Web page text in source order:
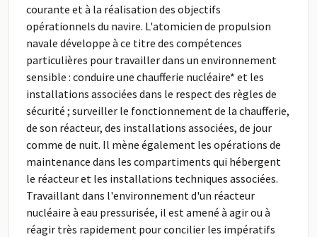
courante et à la réalisation des objectifs
opérationnels du navire. L'atomicien de propulsion
navale développe à ce titre des compétences
particulières pour travailler dans un environnement
sensible : conduire une chaufferie nucléaire* et les
installations associées dans le respect des règles de
sécurité ; surveiller le fonctionnement de la chaufferie,
de son réacteur, des installations associées, de jour
comme de nuit. Il mène également les opérations de
maintenance dans les compartiments qui hébergent
le réacteur et les installations techniques associées.
Travaillant dans l'environnement d'un réacteur
nucléaire à eau pressurisée, il est amené à agir ou à
réagir très rapidement pour concilier les impératifs